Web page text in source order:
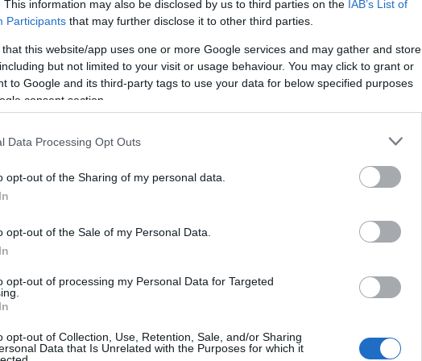
This information may also be disclosed by us to third parties on the IAB’s List of
Participants that may further disclose it to other third parties.
that this website/app uses one or more Google services and may gather and store
but not limited to your visit or usage behaviour. You may click to grant or
to Google and its third-party tags to use your data for below specified purposes
consent section.
Data Processing Opt Outs
opt-out of the Sharing of my personal data.
opt-out of the Sale of my Personal Data.
opt-out of processing my Personal Data for Targeted
opt-out of Collection, Use, Retention, Sale, and/or Sharing
Data that Is Unrelated with the Purposes for which it
kötött: A jelentkezéseket január 18.,